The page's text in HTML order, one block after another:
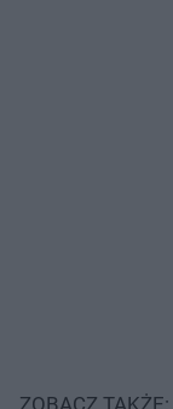
ZOBACZ TAKŻE: